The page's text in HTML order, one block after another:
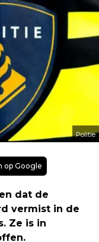
Politie
op Google
dat de
vermist in de
Ze is in